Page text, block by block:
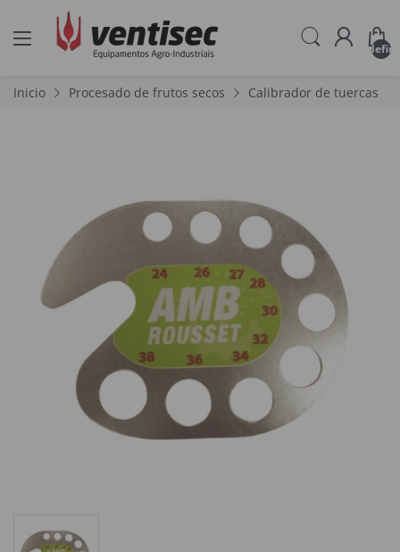
Inicio Procesado de frutos secos Calibrador de tuercas